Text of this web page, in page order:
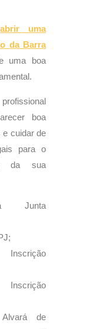
abrir uma
da Barra
uma boa
boa
e cuidar de
para o
da sua
Junta
de